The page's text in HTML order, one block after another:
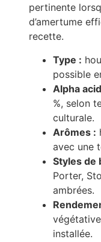
pertinente
d’amertume
recette.
Type :
possible
Alpha
%, selon
culturale.
Arômes :
avec une
Styles de
Porter,
ambrées.
installée.